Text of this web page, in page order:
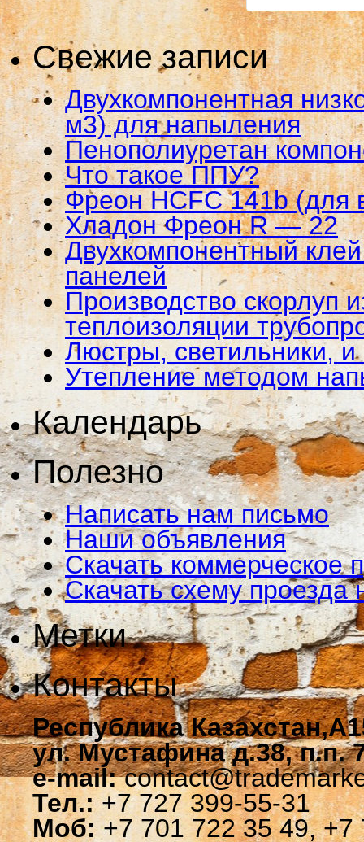
Свежие записи
Двухкомпонентная
м3) для напыления
Пенополиуретан
Что такое ППУ?
Фреон HCFC 141b (для
Хладон Фреон R — 22
Двухкомпонентный
панелей
Производство скорлуп
теплоизоляции
Люстры, светильники,
Утепление методом
Календарь
Полезно
Написать нам письмо
Наши объявления
Скачать коммерческое
Скачать схему проезда
Метки
Контакты
Республика
ул. Мустафина д.38, п.п.
e-mail:
Тел.:+7 727 399-55-31
Моб:+7 701 722 35 49, +7